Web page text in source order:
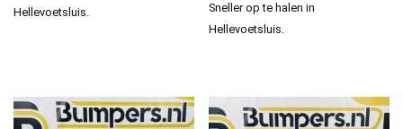
Hellevoetsluis.
Sneller op te halen in
Hellevoetsluis.